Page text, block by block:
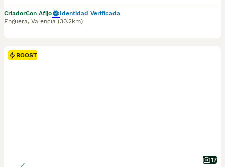
CriadorCon Afijo
Identidad Verificada
Enguera, Valencia (30.2km)
BOOST
17